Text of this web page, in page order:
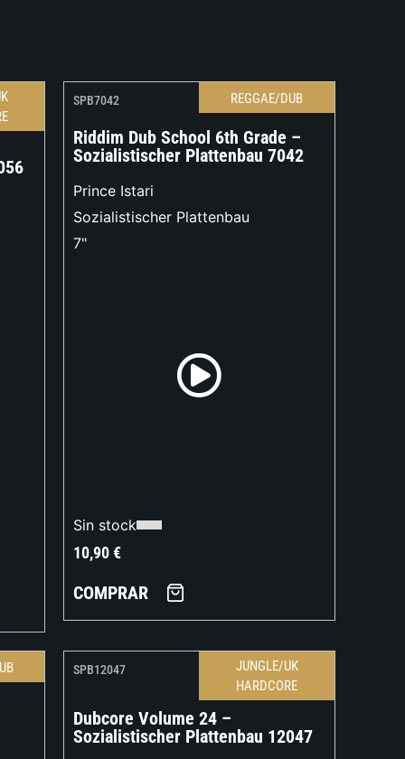
SPB7042 REGGAE/DUB
Riddim Dub School 6th Grade –
Sozialistischer Plattenbau 7042
Prince Istari
Sozialistischer Plattenbau
7"
Sin stock
10,90€
COMPRAR
SPB12047
JUNGLE/UK
HARDCORE
Dubcore Volume 24 –
Sozialistischer Plattenbau 12047